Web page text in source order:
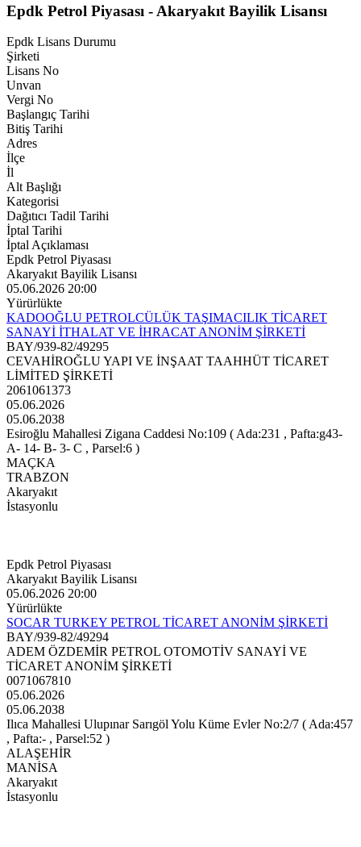
Epdk Petrol Piyasası - Akaryakıt Bayilik Lisansı
Epdk Lisans Durumu
Şirketi
Lisans No
Unvan
Vergi No
Başlangıç Tarihi
Bitiş Tarihi
Adres
İlçe
İl
Alt Başlığı
Kategorisi
Dağıtıcı Tadil Tarihi
İptal Tarihi
İptal Açıklaması
Epdk Petrol Piyasası
Akaryakıt Bayilik Lisansı
05.06.2026 20:00
Yürürlükte
KADOOĞLU PETROLCÜLÜK TAŞIMACILIK TİCARET
SANAYİ İTHALAT VE İHRACAT ANONİM ŞİRKETİ
BAY/939-82/49295
CEVAHİROĞLU YAPI VE İNŞAAT TAAHHÜT TİCARET
LİMİTED ŞİRKETİ
2061061373
05.06.2026
05.06.2038
Esiroğlu Mahallesi Zigana Caddesi No:109 ( Ada:231 , Pafta:g43-
A- 14- B- 3- C , Parsel:6 )
MAÇKA
TRABZON
Akaryakıt
İstasyonlu
Epdk Petrol Piyasası
Akaryakıt Bayilik Lisansı
05.06.2026 20:00
Yürürlükte
SOCAR TURKEY PETROL TİCARET ANONİM ŞİRKETİ
BAY/939-82/49294
ADEM ÖZDEMİR PETROL OTOMOTİV SANAYİ VE
TİCARET ANONİM ŞİRKETİ
0071067810
05.06.2026
05.06.2038
Ilıca Mahallesi Ulupınar Sarıgöl Yolu Küme Evler No:2/7 ( Ada:457
, Pafta:- , Parsel:52 )
ALAŞEHİR
MANİSA
Akaryakıt
İstasyonlu